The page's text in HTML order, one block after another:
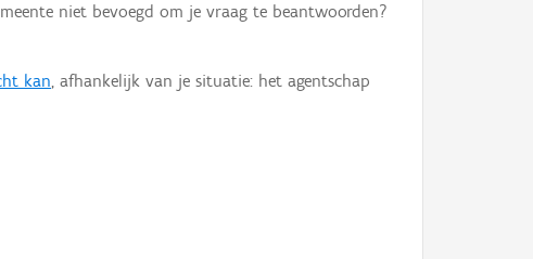
niet bevoegd om je vraag te beantwoorden?
kan, afhankelijk van je situatie: het agentschap